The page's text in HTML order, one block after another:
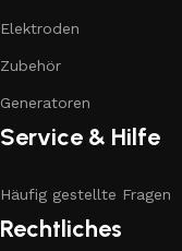
Elektroden
Zubehör
Generatoren
Service & Hilfe
Häufig gestellte Fragen
Rechtliches